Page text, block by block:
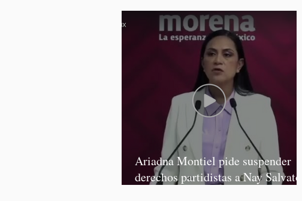
Ariadna Montiel pide suspender
derechos partidistas a Nay Salvatori